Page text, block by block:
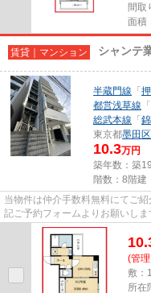
間取
面積
賃貸｜マンション シャンテ
半蔵門線 「
都営浅草線 「
総武本線 「
東京都墨田区
10.3万円
築年数：築
階数：8階建
当物件は仲介手数料無料にてご
記ご予約フォームよりお願いしま
(管
敷：
所在